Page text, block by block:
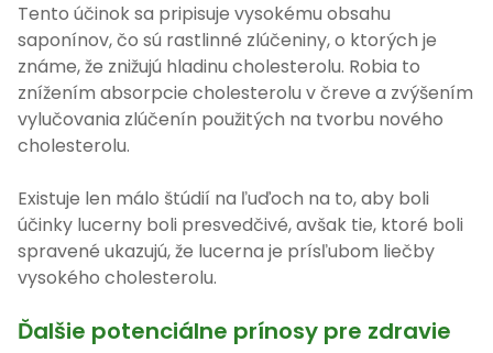
Tento účinok sa pripisuje vysokému obsahu
saponínov, čo sú rastlinné zlúčeniny, o ktorých je
známe, že znižujú hladinu cholesterolu. Robia to
znížením absorpcie cholesterolu v čreve a zvýšením
vylučovania zlúčenín použitých na tvorbu nového
cholesterolu.
Existuje len málo štúdií na ľuďoch na to, aby boli
účinky lucerny boli presvedčivé, avšak tie, ktoré boli
spravené ukazujú, že lucerna je prísľubom liečby
vysokého cholesterolu.
Ďalšie potenciálne prínosy pre zdravie